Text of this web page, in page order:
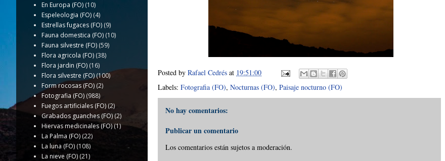
Posted by Rafael Cedrés at 19:51:00
Labels: Fotografia (FO), Nocturnas (FO), Paisaje nocturno (FO)
No hay comentarios:
Publicar un comentario
Los comentarios están sujetos a moderación.
En Europa (FO) (10)
Espeleologia (FO) (4)
Estrellas fugaces (FO) (9)
Fauna domestica (FO) (10)
Fauna silvestre (FO) (59)
Flora agricola (FO) (38)
Flora jardin (FO) (16)
Flora silvestre (FO)(100)
Form rocosas (FO) (2)
Fotografia (FO) (988)
Fuegos artificiales (FO) (2)
Grabados guanches (FO) (2)
Hiervas medicinales (FO)(1)
La Palma (FO) (22)
La luna (FO) (108)
La nieve (FO) (21)